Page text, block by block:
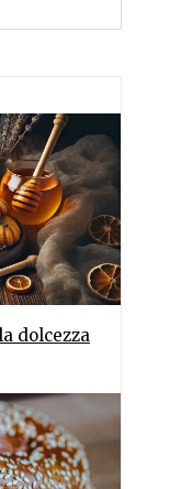
dolcezza